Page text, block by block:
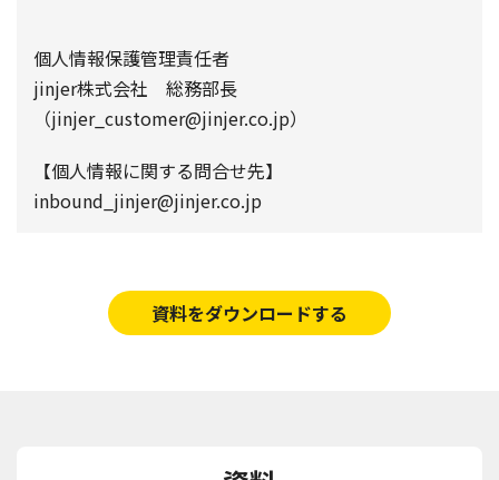
個人情報保護管理責任者
jinjer株式会社 総務部長
（jinjer_customer@jinjer.co.jp）
【個人情報に関する問合せ先】
inbound_jinjer@jinjer.co.jp
資料をダウンロードする